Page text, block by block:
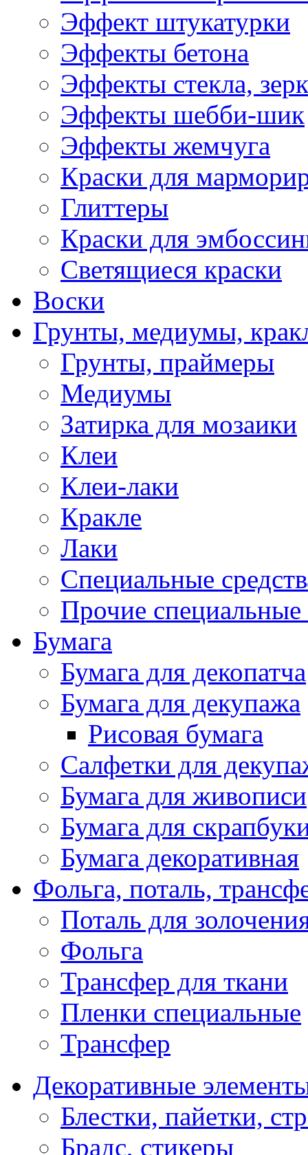
Эффект штукатурки
Эффекты бетона
Эффекты стекла,
Эффекты шебби-шик
Эффекты жемчуга
Краски для
Глиттеры
Краски для
Светящиеся краски
Воски
Грунты, медиумы,
Грунты, праймеры
Медиумы
Затирка для мозаики
Клеи
Клеи-лаки
Кракле
Лаки
Специальные
Прочие специальные
Бумага
Бумага для декопатча
Бумага для декупажа
Рисовая бумага
Салфетки для
Бумага для живописи
Бумага для
Бумага декоративная
Фольга, поталь,
Поталь для
Фольга
Трансфер для ткани
Пленки специальные
Трансфер
Декоративные
Блестки, пайетки,
Брадс, стикеры